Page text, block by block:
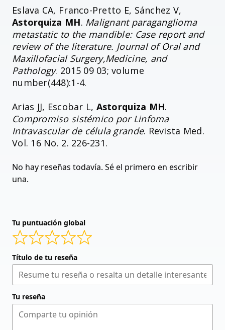
Eslava CA, Franco-Pretto E, Sánchez V,
Astorquiza MH. Malignant paraganglioma
metastatic to the mandible: Case report and
review of the literature. Journal of Oral and
Maxillofacial Surgery,Medicine, and
Pathology. 2015 09 03; volume
number(448):1-4.
Arias JJ, Escobar L, Astorquiza MH.
Compromiso sistémico por Linfoma
Intravascular de célula grande. Revista Med.
Vol. 16 No. 2. 226-231.
No hay reseñas todavía. Sé el primero en escribir
una.
Tu puntuación global
Título de tu reseña
Tu reseña